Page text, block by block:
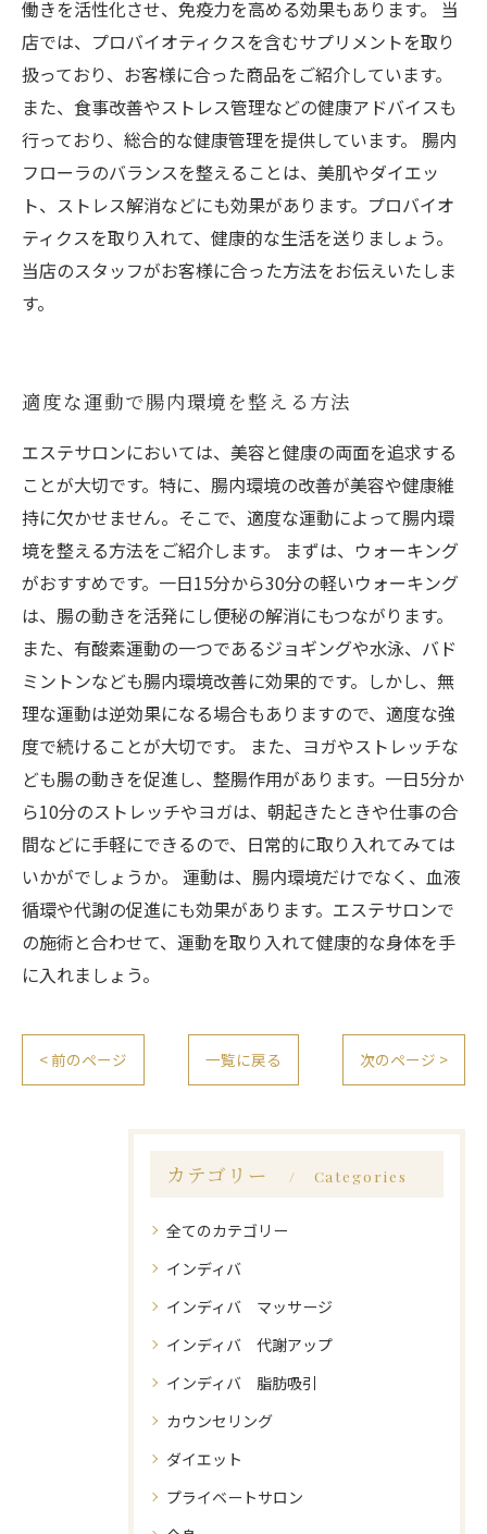
働きを活性化させ、免疫力を高める効果もあります。 当
店では、プロバイオティクスを含むサプリメントを取り
扱っており、お客様に合った商品をご紹介しています。
また、食事改善やストレス管理などの健康アドバイスも
行っており、総合的な健康管理を提供しています。 腸内
フローラのバランスを整えることは、美肌やダイエッ
ト、ストレス解消などにも効果があります。プロバイオ
ティクスを取り入れて、健康的な生活を送りましょう。
当店のスタッフがお客様に合った方法をお伝えいたしま
す。
適度な運動で腸内環境を整える方法
エステサロンにおいては、美容と健康の両面を追求する
ことが大切です。特に、腸内環境の改善が美容や健康維
持に欠かせません。そこで、適度な運動によって腸内環
境を整える方法をご紹介します。 まずは、ウォーキング
がおすすめです。一日15分から30分の軽いウォーキング
は、腸の動きを活発にし便秘の解消にもつながります。
また、有酸素運動の一つであるジョギングや水泳、バド
ミントンなども腸内環境改善に効果的です。しかし、無
理な運動は逆効果になる場合もありますので、適度な強
度で続けることが大切です。 また、ヨガやストレッチな
ども腸の動きを促進し、整腸作用があります。一日5分か
ら10分のストレッチやヨガは、朝起きたときや仕事の合
間などに手軽にできるので、日常的に取り入れてみては
いかがでしょうか。 運動は、腸内環境だけでなく、血液
循環や代謝の促進にも効果があります。エステサロンで
の施術と合わせて、運動を取り入れて健康的な身体を手
に入れましょう。
< 前のページ 一覧に戻る 次のページ >
カテゴリー Categories
全てのカテゴリー
インディバ
インディバ マッサージ
インディバ 代謝アップ
インディバ 脂肪吸引
カウンセリング
ダイエット
プライベートサロン